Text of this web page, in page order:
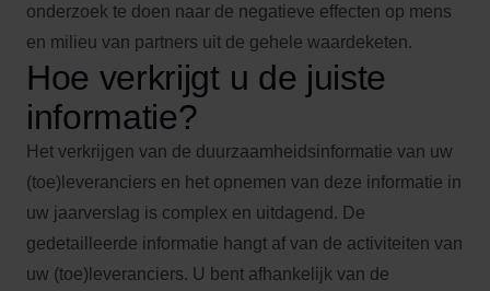
onderzoek te doen naar de negatieve effecten op mens
en milieu van partners uit de gehele waardeketen.
Hoe verkrijgt u de juiste
informatie?
Het verkrijgen van de duurzaamheidsinformatie van uw
(toe)leveranciers en het opnemen van deze informatie in
uw jaarverslag is complex en uitdagend. De
gedetailleerde informatie hangt af van de activiteiten van
uw (toe)leveranciers. U bent afhankelijk van de